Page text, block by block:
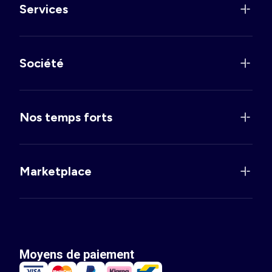
Services
Société
Nos temps forts
Marketplace
Moyens de paiement